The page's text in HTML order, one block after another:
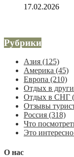
17.02.2026
Рубрики
Азия (125)
Америка (45)
Европа (210)
Отдых в
Отдых в СНГ
Отзывы
Россия (318)
Что
Это интересно
О нас